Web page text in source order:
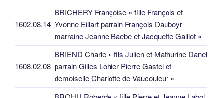
1602.08.14
BRICHERY Françoise « fille François et
Yvonne Eillart parrain François Dauboyr
marraine Jeanne Baebe et Jacquette Galliot »
1608.02.08
BRIEND Charle « fils Julien et Mathurine Danel
parrain Gilles Lohier Pierre Gastel et
demoiselle Charlotte de Vaucouleur »